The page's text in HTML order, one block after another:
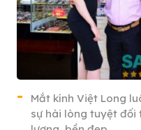
Mắt kính Việt Long
sự hài lòng tuyệt